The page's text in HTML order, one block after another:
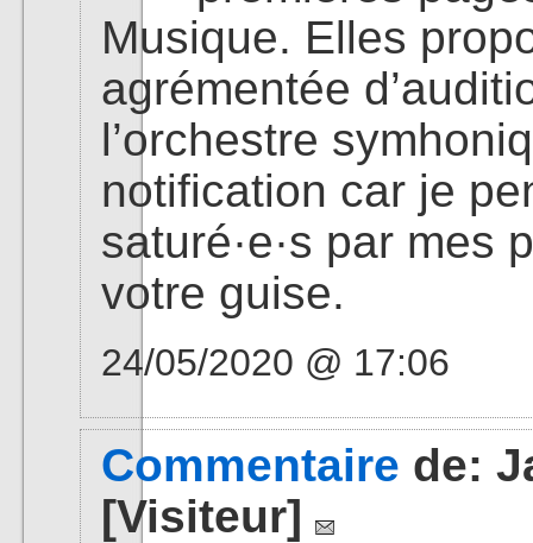
Musique. Elles
agrémentée
l’orchestre
notification car je
saturé·e·s par mes
votre guise.
24/05/2020 @ 17:06
Commentaire de:
[Visiteur]